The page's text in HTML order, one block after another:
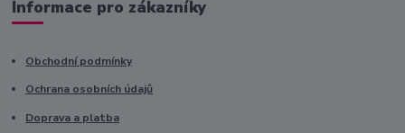
Informace pro zákazníky
Obchodní podmínky
Ochrana osobních údajů
Doprava a platba